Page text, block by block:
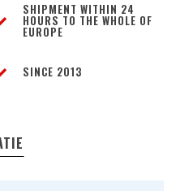
SHIPMENT WITHIN 24
HOURS TO THE WHOLE OF
EUROPE
SINCE 2013